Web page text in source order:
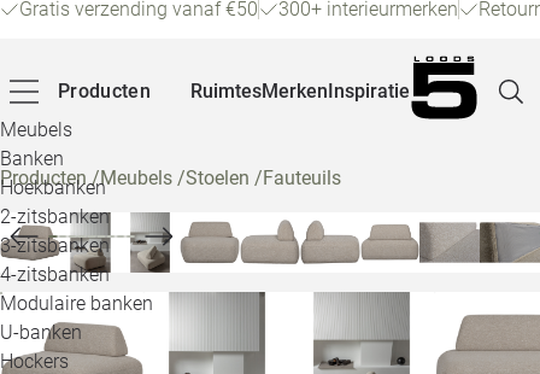
Gratis verzending vanaf €50 300+ interieurmerken
Producten
Meubels
Banken
Hoekbanken
2-zitsbanken
3-zitsbanken
4-zitsbanken
Modulaire banken
U-banken
Hockers
RuimtesMerkenInspiratie
Producten/Meubels /Stoelen /Fauteuils